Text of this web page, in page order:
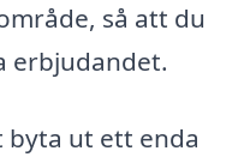
så att du
erbjudandet.
byta ut ett enda